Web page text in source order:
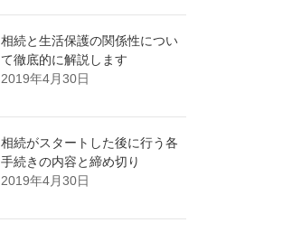
相続と生活保護の関係性につい
て徹底的に解説します
2019年4月30日
相続がスタートした後に行う各
手続きの内容と締め切り
2019年4月30日